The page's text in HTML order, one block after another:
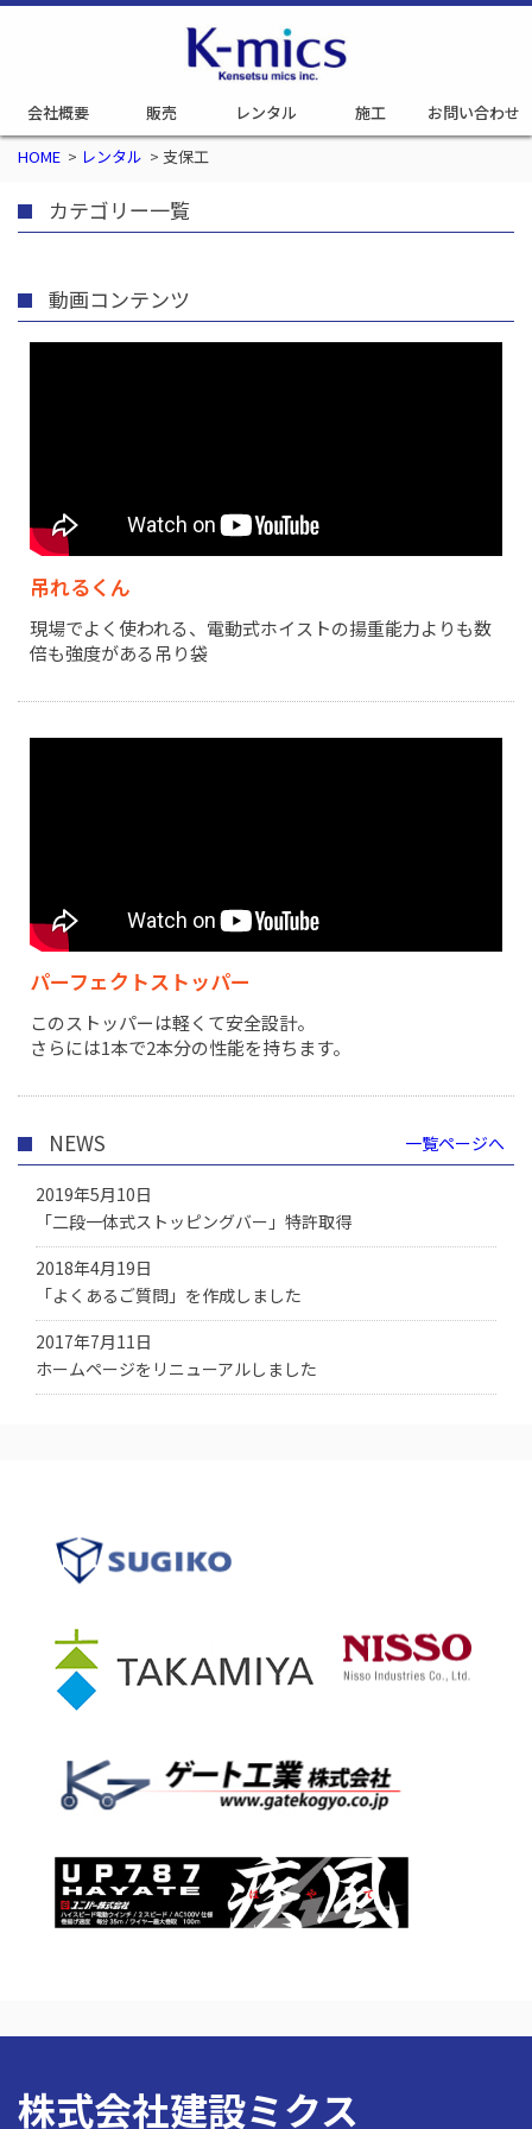
会社概要 販売 レンタル 施工
お問い合わせ
HOME > レンタル > 支保工
カテゴリー一覧
動画コンテンツ
吊れるくん
現場でよく使われる、電動式ホイストの揚重能力よりも数
倍も強度がある吊り袋
パーフェクトストッパー
このストッパーは軽くて安全設計。
さらには1本で2本分の性能を持ちます。
NEWS 一覧ページへ
2019年5月10日
「二段一体式ストッピングバー」特許取得
2018年4月19日
「よくあるご質問」を作成しました
2017年7月11日
ホームページをリニューアルしました
株式会社建設ミクス